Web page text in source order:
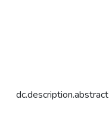
dc.description.abstract